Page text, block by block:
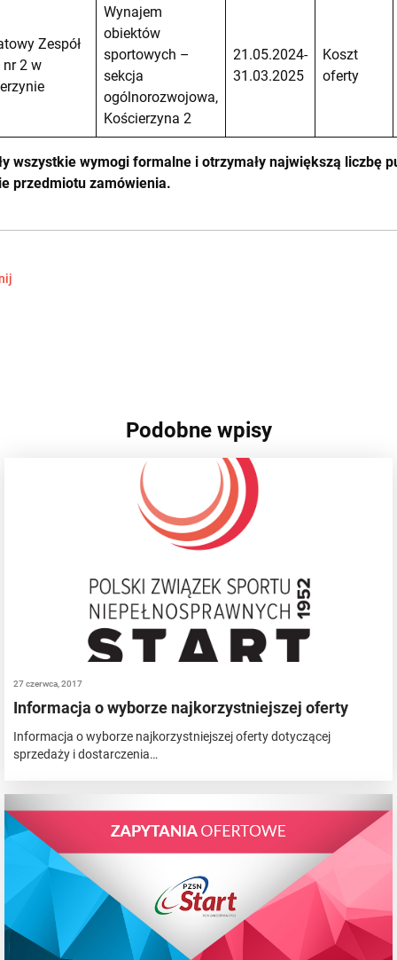
Zespół
nr 2 w
Wynajem
obiektów
sportowych –
sekcja
ogólnorozwojowa,
Kościerzyna 2
21.05.2024-
31.03.2025
Koszt
oferty
wszystkie wymogi formalne i otrzymały największą liczbę
przedmiotu zamówienia.
Podobne wpisy
27 czerwca, 2017
Informacja o wyborze najkorzystniejszej oferty
Informacja o wyborze najkorzystniejszej oferty dotyczącej
sprzedaży i dostarczenia…